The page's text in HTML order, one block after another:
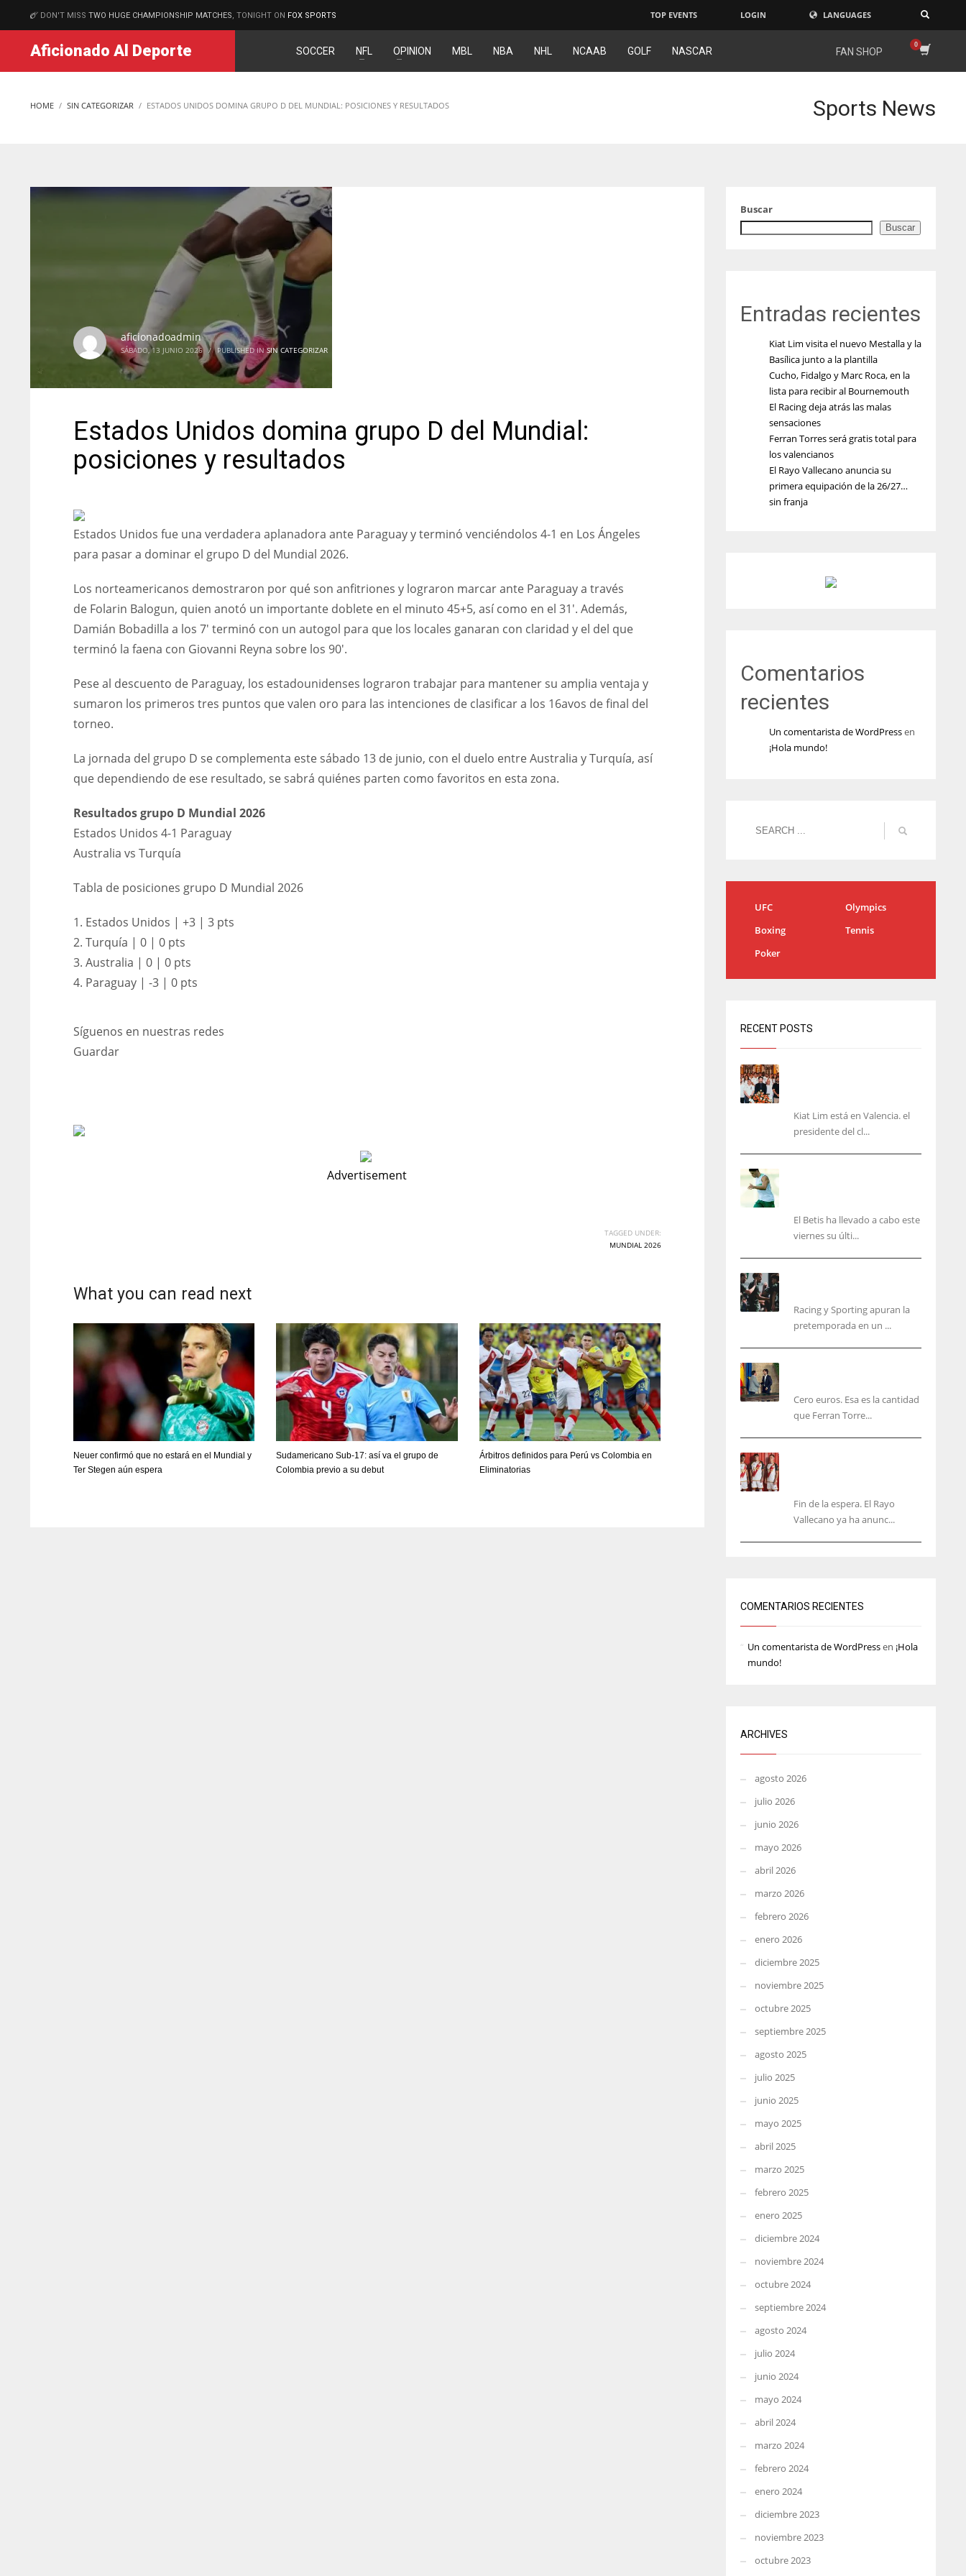
MATCHES
MIN
24
DON'T MISS TWO HUGE CHAMPIONSHIP MATCHES , TONIGHT ON FOX SPORTS TOP EVENTS LOGIN LANGUAGES
Aficionado Al Deporte SOCCER NFL OPINION MBL NBA NHL NCAAB GOLF NASCAR FAN SHOP
HOME SIN CATEGORIZAR ESTADOS UNIDOS DOMINA GRUPO D DEL MUNDIAL: POSICIONES Y RESULTADOS Sports News
aficionadoadmin
SÁBADO, 13 JUNIO 2026 / PUBLISHED INSIN CATEGORIZAR
Estados Unidos domina grupo D del Mundial:
posiciones y resultados
Estados Unidos fue una verdadera aplanadora ante Paraguay y terminó venciéndolos 4-1 en Los Ángeles
para pasar a dominar el grupo D del Mundial 2026.
Los norteamericanos demostraron por qué son anfitriones y lograron marcar ante Paraguay a través
de Folarin Balogun, quien anotó un importante doblete en el minuto 45+5, así como en el 31′. Además,
Damián Bobadilla a los 7′ terminó con un autogol para que los locales ganaran con claridad y el del que
terminó la faena con Giovanni Reyna sobre los 90′.
Pese al descuento de Paraguay, los estadounidenses lograron trabajar para mantener su amplia ventaja y
sumaron los primeros tres puntos que valen oro para las intenciones de clasificar a los 16avos de final del
torneo.
La jornada del grupo D se complementa este sábado 13 de junio, con el duelo entre Australia y Turquía, así
que dependiendo de ese resultado, se sabrá quiénes parten como favoritos en esta zona.
Resultados grupo D Mundial 2026
Estados Unidos 4-1 Paraguay
Australia vs Turquía
Tabla de posiciones grupo D Mundial 2026
1. Estados Unidos | +3 | 3 pts
2. Turquía | 0 | 0 pts
3. Australia | 0 | 0 pts
4. Paraguay | -3 | 0 pts
Síguenos en nuestras redes
Guardar
Advertisement
TAGGED UNDER:
MUNDIAL 2026
What you can read next
Neuer confirmó que no estará en el Mundial y
Ter Stegen aún espera
Sudamericano Sub-17: así va el grupo de
Colombia previo a su debut
Árbitros definidos para Perú vs Colombia en
Eliminatorias
Buscar
Buscar
Entradas recientes
Kiat Lim visita el nuevo Mestalla y la
Basílica junto a la plantilla
Cucho, Fidalgo y Marc Roca, en la
lista para recibir al Bournemouth
El Racing deja atrás las malas
sensaciones
Ferran Torres será gratis total para
los valencianos
El Rayo Vallecano anuncia su
primera equipación de la 26/27…
sin franja
Comentarios
recientes
Un comentarista de WordPressen
¡Hola mundo!
UFC
Olympics
Boxing
Tennis
Poker
RECENT POSTS
Kiat Lim está en Valencia. el
presidente del cl...
El Betis ha llevado a cabo este
viernes su últi...
Racing y Sporting apuran la
pretemporada en un ...
Cero euros. Esa es la cantidad
que Ferran Torre...
Fin de la espera. El Rayo
Vallecano ya ha anunc...
COMENTARIOS RECIENTES
Un comentarista de WordPressen ¡Hola
mundo!
ARCHIVES
agosto 2026
julio 2026
junio 2026
mayo 2026
abril 2026
marzo 2026
febrero 2026
enero 2026
diciembre 2025
noviembre 2025
octubre 2025
septiembre 2025
agosto 2025
julio 2025
junio 2025
mayo 2025
abril 2025
marzo 2025
febrero 2025
enero 2025
diciembre 2024
noviembre 2024
octubre 2024
septiembre 2024
agosto 2024
julio 2024
junio 2024
mayo 2024
abril 2024
marzo 2024
febrero 2024
enero 2024
diciembre 2023
noviembre 2023
octubre 2023